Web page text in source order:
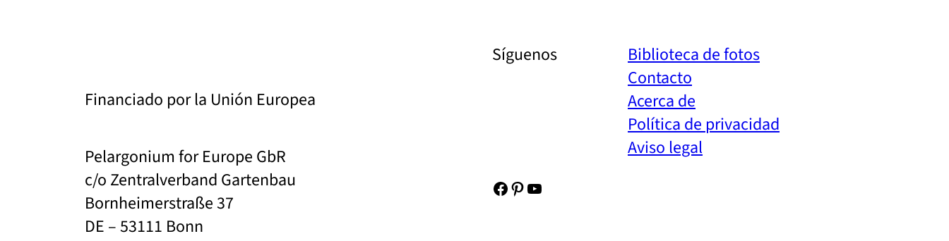
Financiado por la Unión Europea
Pelargonium for Europe GbR
c/o Zentralverband Gartenbau
Bornheimerstraße 37
DE – 53111 Bonn
Síguenos
Facebook
Pinterest
YouTube
Biblioteca de fotos
Contacto
Acerca de
Política de privacidad
Aviso legal